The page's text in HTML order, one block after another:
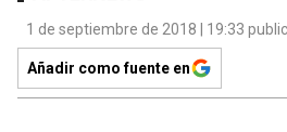
1 de septiembre de 2018 | 19:33
Añadir como fuente en